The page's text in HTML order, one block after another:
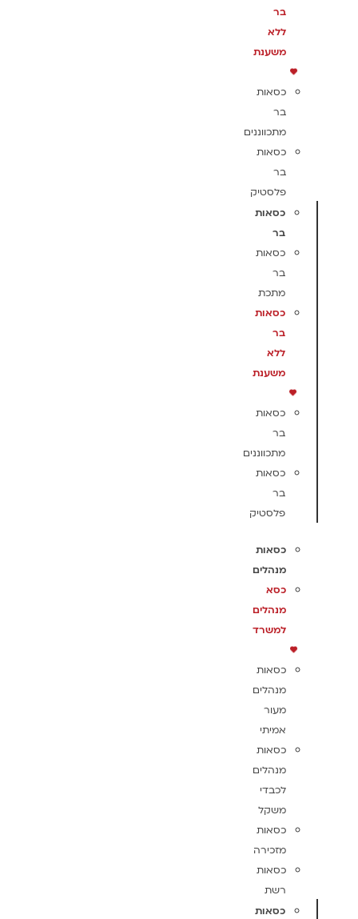
בר
ללא
משענת
כסאות
בר
מתכווננים
כסאות
בר
פלסטיק
כסאות
בר
כסאות
בר
מתכת
כסאות
בר
ללא
משענת
כסאות
בר
מתכווננים
כסאות
בר
פלסטיק
כסאות
מנהלים
כסא
מנהלים
למשרד
כסאות
מנהלים
מעור
אמיתי
כסאות
מנהלים
לכבדי
משקל
כסאות
מזכירה
כסאות
רשת
כסאות